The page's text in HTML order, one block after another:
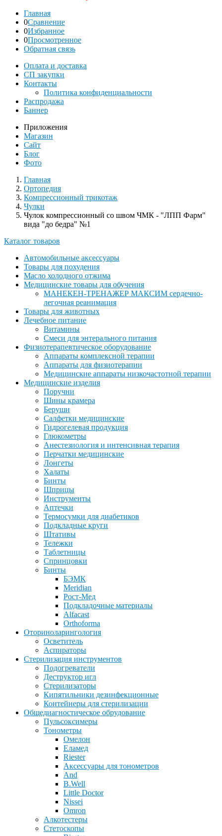
Главная
0Сравнение
0Избранное
0Просмотренное
Обратная связь
Оплата и доставка
СП закупки
Контакты
Политика конфиденциальности
Распродажа
Баннер
Приложения
Магазин
Сайт
Блог
Фото
Главная
Ортопедия
Компрессионный трикотаж
Чулки
Чулок компрессионный со швом ЧМК - "ЛПП Фарм"
вида "до бедра" №1
Каталог товаров
Автомобильные аксессуары
Товары для похудения
Масло холодного отжима
Медицинские товары для обучения
МАНЕКЕН-ТРЕНАЖЕР МАКСИМ сердечно-
легочная реанимация
Товары для животных
Лечебное питание
Витамины
Смеси для энтерального питания
Физиотерапевтическое оборудование
Аппараты комплексной терапии
Аппараты для физиотерапии
Медицинские аппараты низкочастотной терапии
Медицинские изделия
Поручни
Шины крамера
Беруши
Салфетки медицинские
Гидрогелевая продукция
Глюкометры
Анестезиология и интенсивная терапия
Перчатки медицинские
Лонгеты
Халаты
Бинты
Шприцы
Инструменты
Аптечки
Термосумки для диабетиков
Подкладные круги
Штативы
Тележки
Таблетницы
Спринцовки
Бинты
БЭМК
Meridian
Рост-Мед
Подкладочные материалы
Alfacast
Orthoforma
Оториноларингология
Осветитель
Аспираторы
Стерилизация инструментов
Подогреватели
Деструктор игл
Стерилизаторы
Кипятильники дезинфекционные
Контейнеры для стерилизации
Общедиагностическое обрудование
Пульсоксимеры
Тонометры
Омелон
Еламед
Riester
Аксессуары для тонометров
And
B.Well
Little Doctor
Nissei
Omron
Алкотестеры
Стетоскопы